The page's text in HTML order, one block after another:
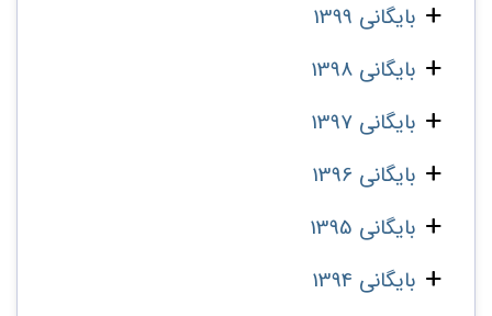
بایگانی 1399
بایگانی 1398
بایگانی 1397
بایگانی 1396
بایگانی 1395
بایگانی 1394